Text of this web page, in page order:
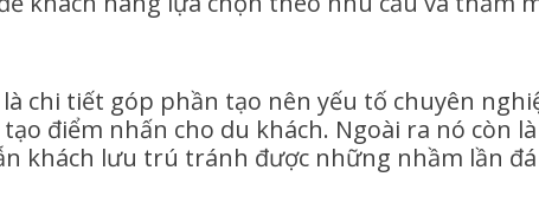
chi tiết góp phần tạo nên yếu tố chuyên
điểm nhấn cho du khách. Ngoài ra nó còn
khách lưu trú tránh được những nhầm lần